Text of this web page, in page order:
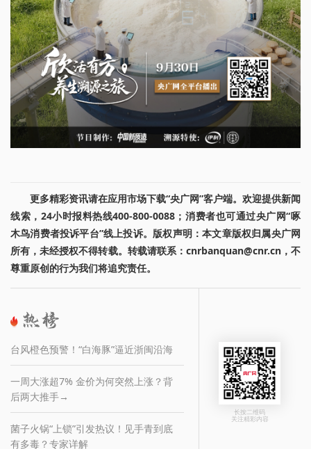
更多精彩资讯请在应用市场下载“央广网”客户端。欢迎提供新闻
线索，24小时报料热线400-800-0088；消费者也可通过央广网“啄
木鸟消费者投诉平台”线上投诉。版权声明：本文章版权归属央广网
所有，未经授权不得转载。转载请联系：cnrbanquan@cnr.cn，不
尊重原创的行为我们将追究责任。
台风橙色预警！“白海豚”逼近浙闽沿海
一周大涨超7% 金价为何突然上涨？背
后两大推手→
菌子火锅“上锁”引发热议！见手青到底
有多毒？专家详解
长按二维码
关注精彩内容